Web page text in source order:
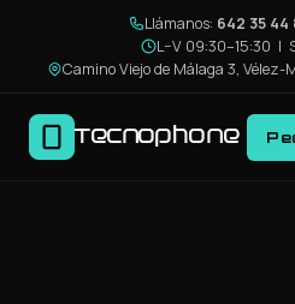
Llámanos: 642 35 44
L–V 09:30–15:30 |
Camino Viejo de Málaga 3, Vélez-
Tecnophone